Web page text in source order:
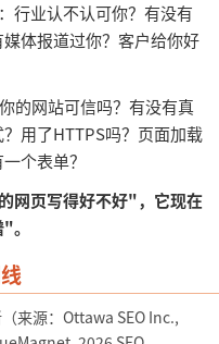
：行业认不认可你？有没有
体报道过你？客户给你好
的网站可信吗？有没有真
用了HTTPS吗？页面加载
个表单？
网页写得好不好"，它现在
来源： Ottawa SEO Inc.,